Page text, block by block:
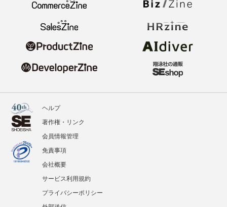
ヘルプ
著作権・リンク
会員情報管理
免責事項
会社概要
サービス利用規約
プライバシーポリシー